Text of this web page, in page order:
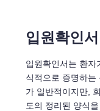
입원확인
입원확인서는 환자
식적으로 증명하는
가 일반적이지만,
도의 정리된 양식